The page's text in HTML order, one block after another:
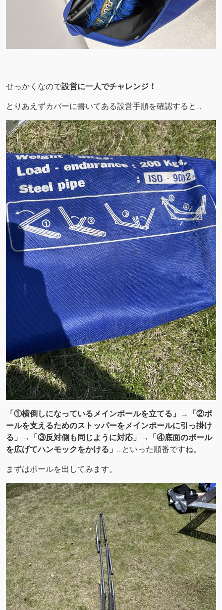
せっかくなので設営に一人でチャレンジ！
とりあえずカバーに書いてある設営手順を確認すると…
「①横倒しになっているメインポールを立てる」→「②ポ
ールを支えるためのストッパーをメインポールに引っ掛け
る」→「③反対側も同じように対応」→「④底面のポール
を広げてハンモックをかける」 …といった順番ですね。
まずはポールを出してみます。